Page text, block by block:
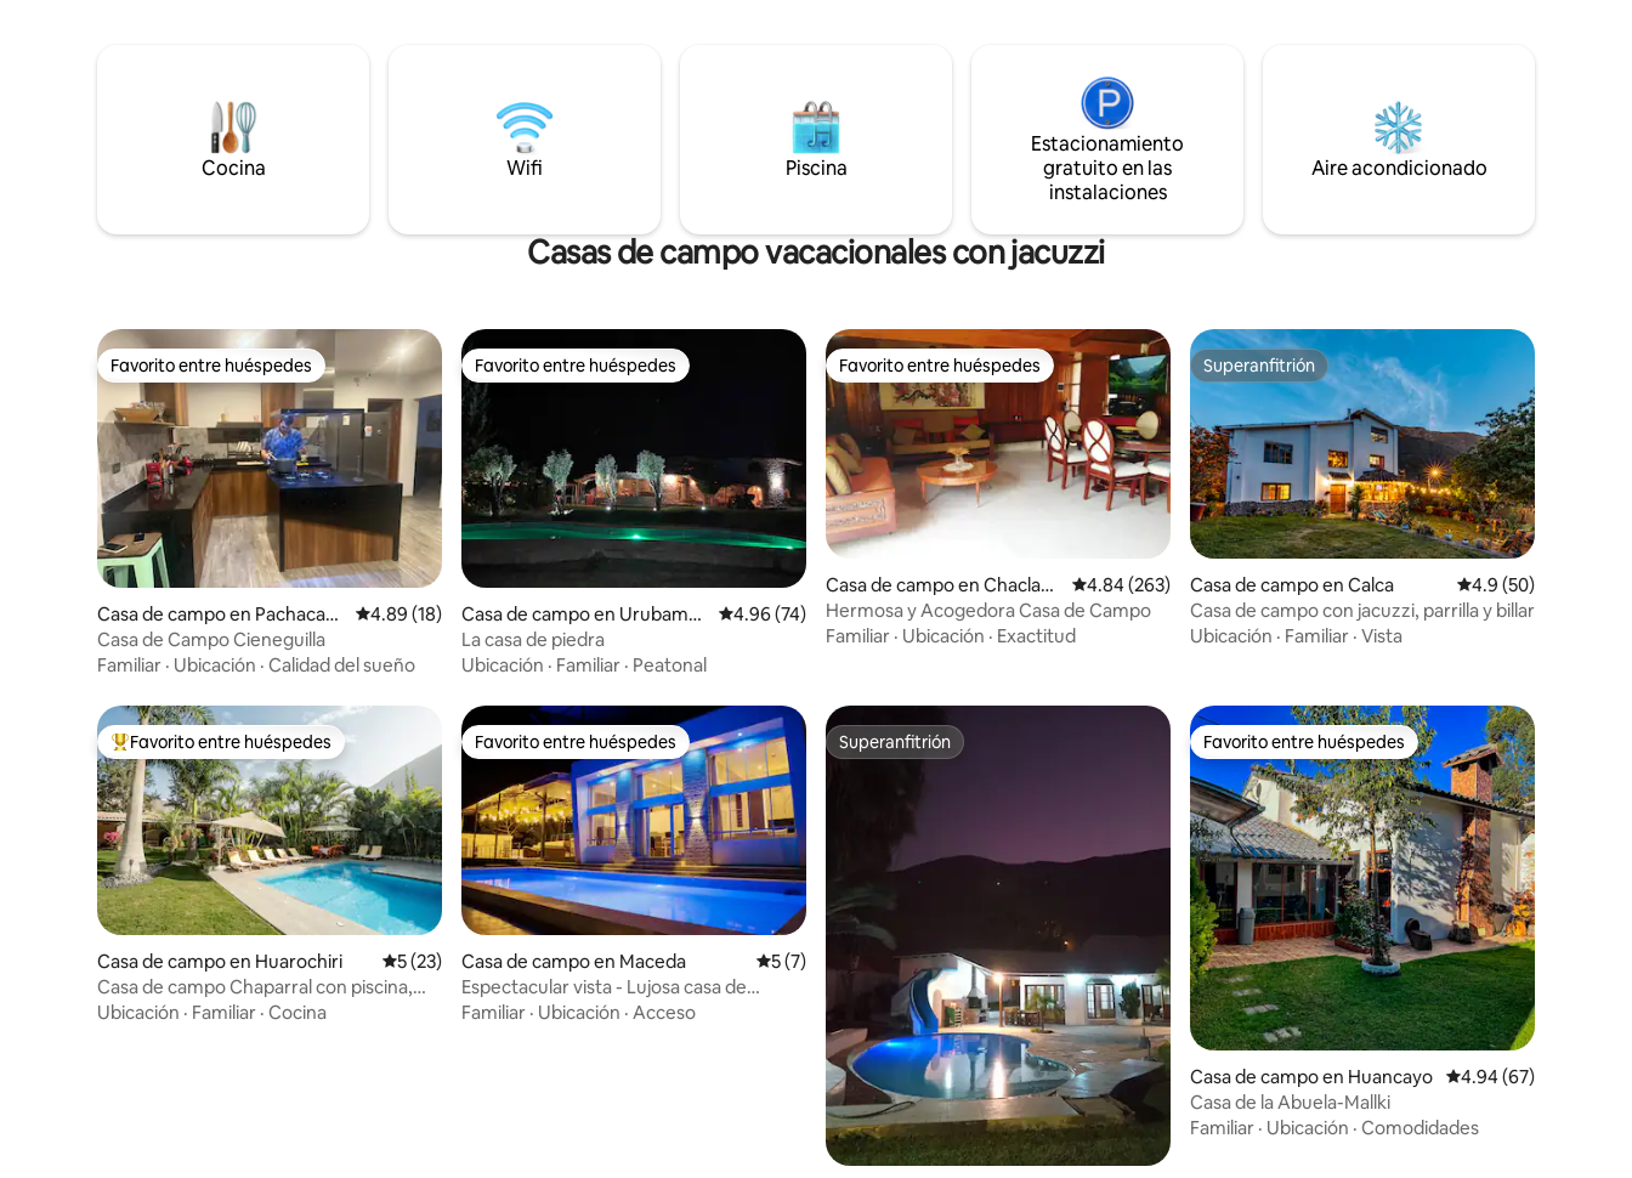
completo/independiente (anunciado por
separado) para 2 personas. Ambos se
encuentran en el terreno de nuestra
hermosa casa andina. El enlace al estudio
Ayudante parrilla y limpieza con horario a
tratar.
Perfecta para familias, parejas o grupos
pequeños que buscan tranquilidad.
Cocina Wifi Piscina
Estacionamiento
gratuito en las
instalaciones
Aire acondicionado
Casas de campo vacacionales con jacuzzi
Favorito entre huéspedes
Favorito entre huéspedes
Casa de campo en Pachacam
ac
Calificación promedio: 4.89 de 5, 18 reseñas
4.89 (18)
Casa de Campo Cieneguilla
Familiar · Ubicación · Calidad del sueño
Favorito entre huéspedes
Favorito entre huéspedes
Casa de campo en Urubamba
Province
Calificación promedio: 4.96 de 5, 74 reseñas
4.96 (74)
La casa de piedra
Ubicación · Familiar · Peatonal
Favorito entre huéspedes
Favorito entre huéspedes
Casa de campo en Chaclaca
yo
Calificación promedio: 4.84 de 5, 263 reseñas
4.84 (263)
Hermosa y Acogedora Casa de Campo
Familiar · Ubicación · Exactitud
Superanfitrión
Superanfitrión
Casa de campo en Calca Calificación
4.9 (50)
Casa de campo con jacuzzi, parrilla y billar
Ubicación · Familiar · Vista
Favorito entre huéspedes preferido
Favorito entre huéspedes
Casa de campo en Huarochiri Calificación promedio: 5 de 5, 23 reseñas
5 (23)
Casa de campo Chaparral con piscina,
Santa Eulalia
Ubicación · Familiar · Cocina
Favorito entre huéspedes
Favorito entre huéspedes
Casa de campo en Maceda Calificación promedio: 5 de 5, 7 reseñas
5 (7)
Espectacular vista - Lujosa casa de
campo Tarapoto
Familiar · Ubicación · Acceso
Superanfitrión
Superanfitrión Favorito entre huéspedes
Favorito entre huéspedes
Casa de campo en Huancayo Calificación
4.94 (67)
Casa de la Abuela-Mallki
Familiar · Ubicación · Comodidades